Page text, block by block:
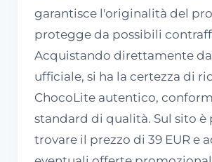
garantisce l'originalità del
protegge da possibili
Acquistando direttamente
ufficiale, si ha la certezza di
ChocoLite autentico,
standard di qualità. Sul sito è
trovare il prezzo di 39 EUR e